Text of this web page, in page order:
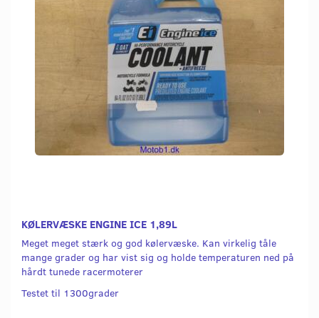
KØLERVÆSKE ENGINE ICE 1,89L
Meget meget stærk og god kølervæske. Kan virkelig tåle
mange grader og har vist sig og holde temperaturen ned på
hårdt tunede racermoterer
Testet til 1300grader